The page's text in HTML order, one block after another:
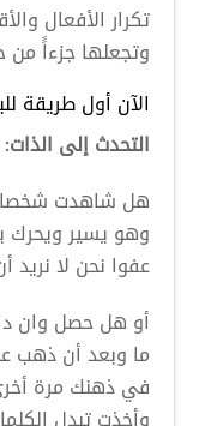
تكرار الأفعال
وتجعلها جزءاًَ من
الآن أول طريقة
التحدث إلى الذات:
هل شاهدت شخصا
وهو يسير ويحرك
عفوا نحن لا نريد
أو هل حصل وان
ما وبعد أن ذهب
في ذهنك مرة